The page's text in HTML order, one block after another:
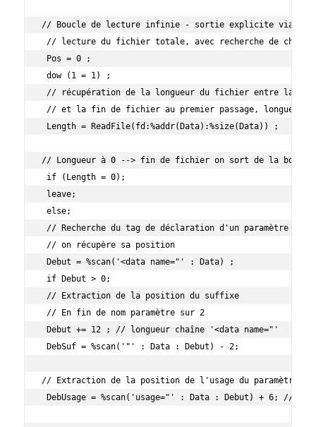
// Boucle de lecture infinie - sortie explicite via le
// lecture du fichier totale, avec recherche de chaîne
Pos = 0 ;
dow (1 = 1) ;
// récupération de la longueur du fichier entre la
// et la fin de fichier au premier passage, longueur
Length = ReadFile(fd:%addr(Data):%size(Data)) ;
// Longueur à 0 --> fin de fichier on sort de la boucle
if (Length = 0);
leave;
else;
// Recherche du tag de déclaration d'un paramètre
// on récupère sa position
Debut = %scan('<data name="' : Data) ;
if Debut > 0;
// Extraction de la position du suffixe
// En fin de nom paramètre sur 2
Debut += 12 ; // longueur chaîne '<data name="'
DebSuf = %scan('"' : Data : Debut) - 2;
// Extraction de la position de l'usage du paramètre
DebUsage = %scan('usage="' : Data : Debut) + 6; // +